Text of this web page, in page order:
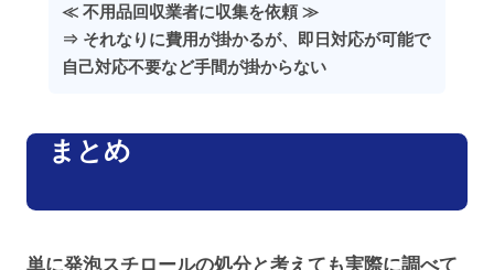
≪ 不用品回収業者に収集を依頼 ≫
⇒ それなりに費用が掛かるが、即日対応が可能で
自己対応不要など手間が掛からない
まとめ
単に発泡スチロールの処分と考えても実際に調べて